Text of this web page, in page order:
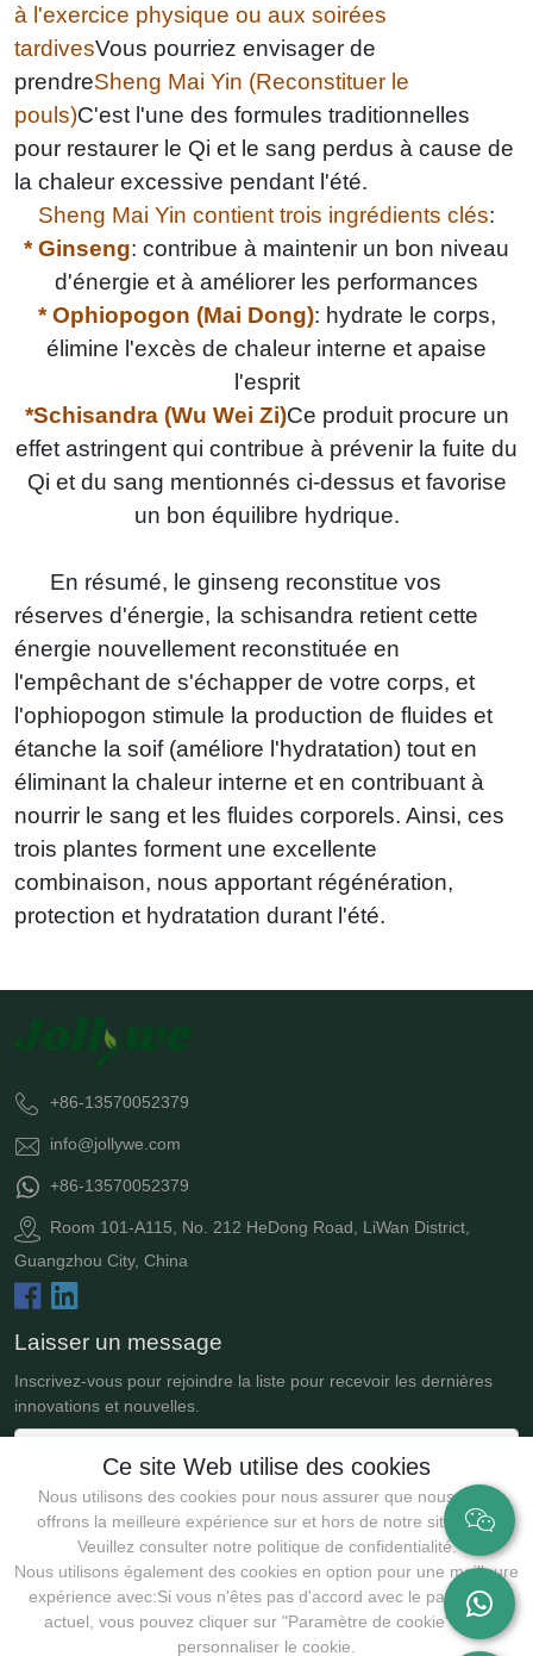
à l'exercice physique ou aux soirées
tardivesVous pourriez envisager de
prendreSheng Mai Yin (Reconstituer le
pouls)C'est l'une des formules traditionnelles
pour restaurer le Qi et le sang perdus à cause de
la chaleur excessive pendant l'été.
Sheng Mai Yin contient trois ingrédients clés:
* Ginseng: contribue à maintenir un bon niveau
d'énergie et à améliorer les performances
* Ophiopogon (Mai Dong): hydrate le corps,
élimine l'excès de chaleur interne et apaise
l'esprit
*Schisandra (Wu Wei Zi)Ce produit procure un
effet astringent qui contribue à prévenir la fuite du
Qi et du sang mentionnés ci-dessus et favorise
un bon équilibre hydrique.
En résumé, le ginseng reconstitue vos
réserves d'énergie, la schisandra retient cette
énergie nouvellement reconstituée en
l'empêchant de s'échapper de votre corps, et
l'ophiopogon stimule la production de fluides et
étanche la soif (améliore l'hydratation) tout en
éliminant la chaleur interne et en contribuant à
nourrir le sang et les fluides corporels. Ainsi, ces
trois plantes forment une excellente
combinaison, nous apportant régénération,
protection et hydratation durant l'été.
Ce site Web utilise des cookies
Nous utilisons des cookies pour nous assurer que nous vous
offrons la meilleure expérience sur et hors de notre site Web.
Veuillez consulter notre politique de confidentialité.
Nous utilisons également des cookies en option pour une meilleure
expérience avec:Si vous n'êtes pas d'accord avec le paramètre
actuel, vous pouvez cliquer sur "Paramètre de cookie" pour
personnaliser le cookie.
+86-13570052379
info@jollywe.com
+86-13570052379
Room 101-A115, No. 212 HeDong Road, LiWan District,
Guangzhou City, China
Laisser un message
Inscrivez-vous pour rejoindre la liste pour recevoir les dernières
innovations et nouvelles.